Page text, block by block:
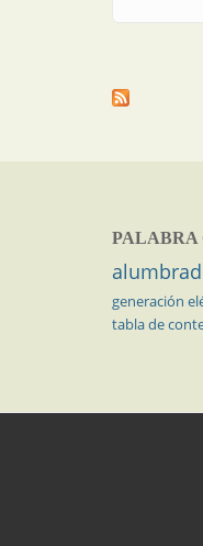
PALABRA
generación
tabla de